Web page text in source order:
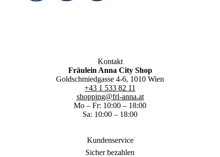
Kontakt
Fräulein Anna City Shop
Goldschmiedgasse 4-6, 1010 Wien
+43 1 533 82 11
shopping@frl-anna.at
Mo – Fr: 10:00 – 18:00
Sa: 10:00 – 18:00
Kundenservice
Sicher bezahlen